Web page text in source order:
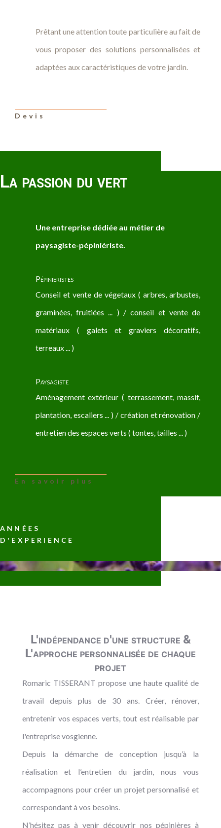
Prêtant une attention toute particulière au fait de
vous proposer des solutions personnalisées et
adaptées aux caractéristiques de votre jardin.
Devis
La passion du vert
Une entreprise dédiée au métier de
paysagiste-pépiniériste.
Pépinieristes
Conseil et vente de végetaux ( arbres, arbustes,
graminées, fruitiées ... ) / conseil et vente de
matériaux ( galets et graviers décoratifs,
terreaux ... )
Paysagiste
Aménagement extérieur ( terrassement, massif,
plantation, escaliers ... ) / création et rénovation /
entretien des espaces verts ( tontes, tailles ... )
En savoir plus
ANNÉES
D'EXPERIENCE
L'indépendance d'une structure &
L'approche personnalisée de chaque
projet
Romaric TISSERANT propose une haute qualité de
travail depuis plus de 30 ans. Créer, rénover,
entretenir vos espaces verts, tout est réalisable par
l'entreprise vosgienne.
Depuis la démarche de conception jusqu’à la
réalisation et l’entretien du jardin, nous vous
accompagnons pour créer un projet personnalisé et
correspondant à vos besoins.
N’hésitez pas à venir découvrir nos pépinières à